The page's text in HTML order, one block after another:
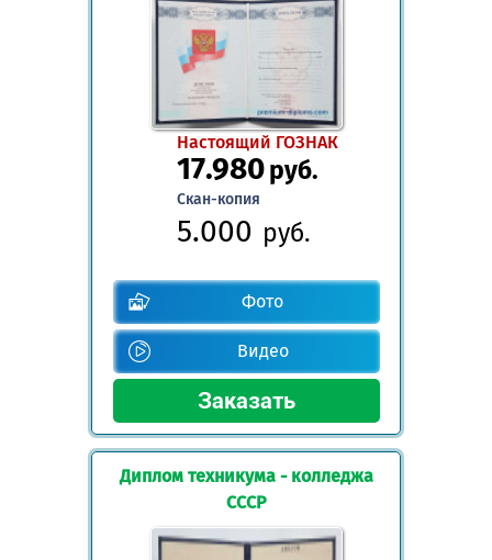
Настоящий ГОЗНАК
17.980руб.
Скан-копия
5.000 руб.
Фото
Видео
Диплом техникума - колледжа
СССР